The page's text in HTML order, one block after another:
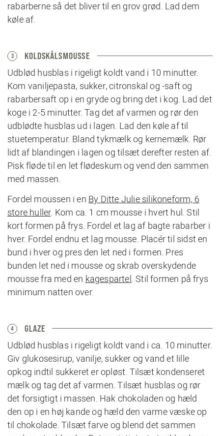
rabarberne så det bliver til en grov grød. Lad dem
køle af.
3 KOLDSKÅLSMOUSSE
Udblød husblas i rigeligt koldt vand i 10 minutter.
Kom vaniljepasta, sukker, citronskal og -saft og
rabarbersaft op i en gryde og bring det i kog. Lad det
koge i 2-5 minutter. Tag det af varmen og rør den
udblødte husblas ud i lagen. Lad den køle af til
stuetemperatur. Bland tykmælk og kernemælk. Rør
lidt af blandingen i lagen og tilsæt derefter resten af.
Pisk fløde til en let flødeskum og vend den sammen
med massen.
Fordel moussen i en By Ditte Julie silikoneform, 6
store huller. Kom ca. 1 cm mousse i hvert hul. Stil
kort formen på frys. Fordel et lag af bagte rabarber i
hver. Fordel endnu et lag mousse. Placér til sidst en
bund i hver og pres den let ned i formen. Pres
bunden let ned i mousse og skrab overskydende
mousse fra med en kagespartel. Stil formen på frys
minimum natten over.
4 GLAZE
Udblød husblas i rigeligt koldt vand i ca. 10 minutter.
Giv glukosesirup, vanilje, sukker og vand et lille
opkog indtil sukkeret er opløst. Tilsæt kondenseret
mælk og tag det af varmen. Tilsæt husblas og rør
det forsigtigt i massen. Hak chokoladen og hæld
den op i en høj kande og hæld den varme væske op
til chokolade. Tilsæt farve og blend det sammen